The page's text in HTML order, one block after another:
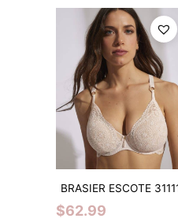
BRASIER ESCOTE
$62.99